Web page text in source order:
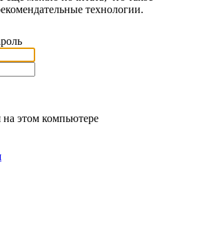
технологии.
этом компьютере